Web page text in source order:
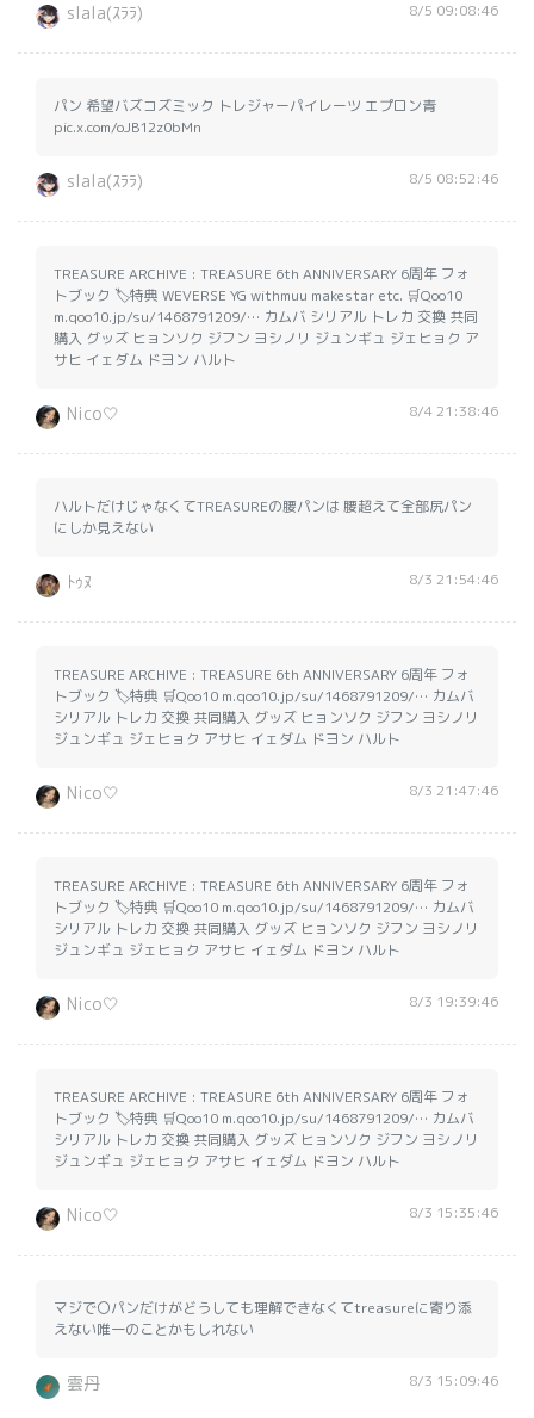
slala(ｽﾗﾗ) 8/5 09:08:46
パン 希望バズコズミック トレジャーパイレーツ エプロン青
pic.x.com/oJB12z0bMn
slala(ｽﾗﾗ) 8/5 08:52:46
TREASURE ARCHIVE : TREASURE 6th ANNIVERSARY 6周年 フォ
トブック 🏷️特典 WEVERSE YG withmuu makestar etc. 🛒Qoo10
m.qoo10.jp/su/1468791209/… カムバ シリアル トレカ 交換 共同
購入 グッズ ヒョンソク ジフン ヨシノリ ジュンギュ ジェヒョク ア
サヒ イェダム ドヨン ハルト
Nico🤍 8/4 21:38:46
ハルトだけじゃなくてTREASUREの腰パンは 腰超えて全部尻パン
にしか見えない
ﾄｩﾇ 8/3 21:54:46
TREASURE ARCHIVE : TREASURE 6th ANNIVERSARY 6周年 フォ
トブック 🏷️特典 🛒Qoo10 m.qoo10.jp/su/1468791209/… カムバ
シリアル トレカ 交換 共同購入 グッズ ヒョンソク ジフン ヨシノリ
ジュンギュ ジェヒョク アサヒ イェダム ドヨン ハルト
Nico🤍 8/3 21:47:46
TREASURE ARCHIVE : TREASURE 6th ANNIVERSARY 6周年 フォ
トブック 🏷️特典 🛒Qoo10 m.qoo10.jp/su/1468791209/… カムバ
シリアル トレカ 交換 共同購入 グッズ ヒョンソク ジフン ヨシノリ
ジュンギュ ジェヒョク アサヒ イェダム ドヨン ハルト
Nico🤍 8/3 19:39:46
TREASURE ARCHIVE : TREASURE 6th ANNIVERSARY 6周年 フォ
トブック 🏷️特典 🛒Qoo10 m.qoo10.jp/su/1468791209/… カムバ
シリアル トレカ 交換 共同購入 グッズ ヒョンソク ジフン ヨシノリ
ジュンギュ ジェヒョク アサヒ イェダム ドヨン ハルト
Nico🤍 8/3 15:35:46
マジで〇パンだけがどうしても理解できなくてtreasureに寄り添
えない唯一のことかもしれない
雲丹 8/3 15:09:46